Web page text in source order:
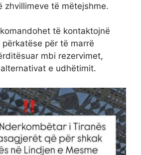
zhvillimeve të mëtejshme.
të kontaktojnë
për të marrë
mbi rezervimet,
e udhëtimit.